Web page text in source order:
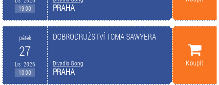
19:00
PRAHA
pátek
27
Lis. 2026
10:00
DOBRODRUŽSTVÍ TOMA SAWYERA
Divadlo Gong
PRAHA
Koupit